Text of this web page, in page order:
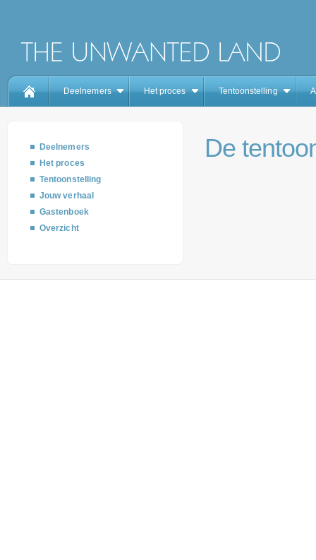
Deelnemers Het proces Tentoonstelling
Deelnemers
Het proces
Tentoonstelling
Jouw verhaal
Gastenboek
Overzicht
De